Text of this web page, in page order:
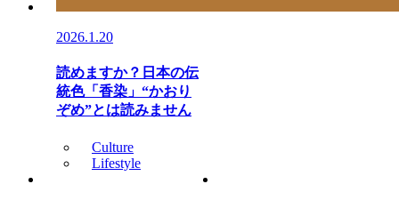
2026.1.20
読めますか？日本の伝
統色「香染」“かおり
ぞめ”とは読みません
Culture
Lifestyle